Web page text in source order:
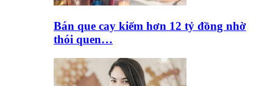
Bán que cay kiếm hơn 12 tỷ đồng nhờ
thói quen…